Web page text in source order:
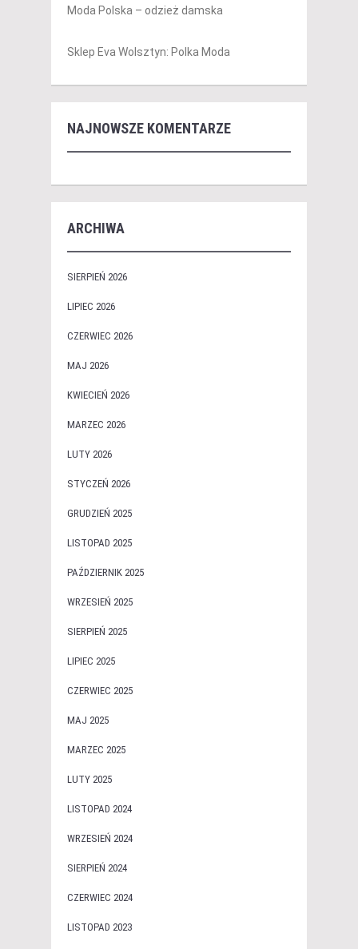
Moda Polska – odzież damska
Sklep Eva Wolsztyn: Polka Moda
NAJNOWSZE KOMENTARZE
ARCHIWA
SIERPIEŃ 2026
LIPIEC 2026
CZERWIEC 2026
MAJ 2026
KWIECIEŃ 2026
MARZEC 2026
LUTY 2026
STYCZEŃ 2026
GRUDZIEŃ 2025
LISTOPAD 2025
PAŹDZIERNIK 2025
WRZESIEŃ 2025
SIERPIEŃ 2025
LIPIEC 2025
CZERWIEC 2025
MAJ 2025
MARZEC 2025
LUTY 2025
LISTOPAD 2024
WRZESIEŃ 2024
SIERPIEŃ 2024
CZERWIEC 2024
LISTOPAD 2023